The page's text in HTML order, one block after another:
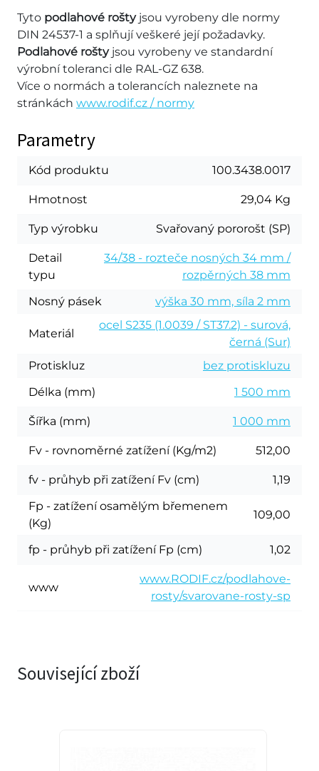
Tyto podlahové roštyjsou vyrobeny dle normy
DIN 24537-1 a splňují veškeré její požadavky.
Podlahové roštyjsou vyrobeny ve standardní
výrobní toleranci dle RAL-GZ 638.
Více o normách a tolerancích naleznete na
stránkách www.rodif.cz / normy
Parametry
Kód produktu 100.3438.0017
Hmotnost 29,04 Kg
Typ výrobku Svařovaný pororošt (SP)
Detail
typu
34/38 - rozteče nosných 34 mm /
rozpěrných 38 mm
Nosný pásek
výška 30 mm, síla 2 mm
Materiál
ocel S235 (1.0039 / ST37.2) - surová,
černá (Sur)
Protiskluz
bez protiskluzu
Délka (mm)
1 500 mm
Šířka (mm) 1 000 mm
Fv - rovnoměrné zatížení (Kg/m2) 512,00
fv - průhyb při zatížení Fv (cm)
1,19
Fp - zatížení osamělým břemenem
(Kg)
109,00
fp - průhyb při zatížení Fp (cm) 1,02
www
www.RODIF.cz/podlahove-
rosty/svarovane-rosty-sp
Související zboží